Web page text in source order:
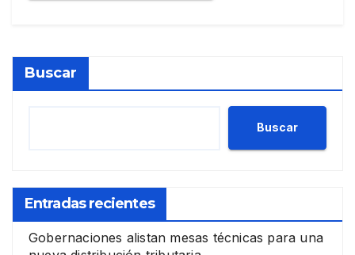
Buscar
Buscar
Entradas recientes
Gobernaciones alistan mesas técnicas para una